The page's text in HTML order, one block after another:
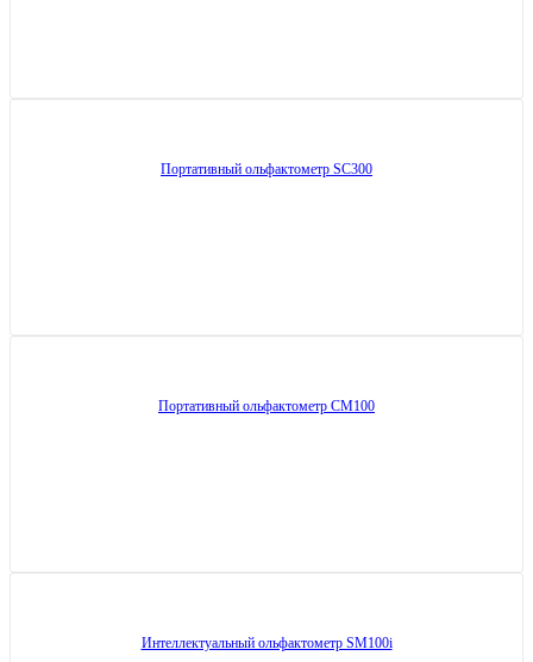
Портативный ольфактометр SC300
Портативный ольфактометр СМ100
Интеллектуальный ольфактометр SM100i